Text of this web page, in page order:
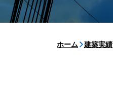
ホーム 建築実績